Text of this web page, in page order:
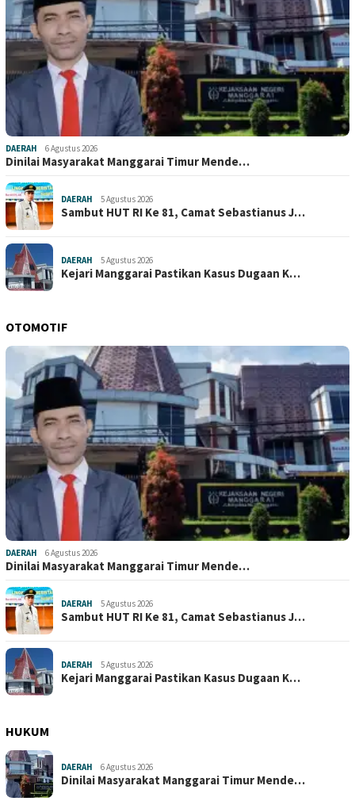
DAERAH 6 Agustus 2026
Dinilai Masyarakat Manggarai Timur Mende…
DAERAH 5 Agustus 2026
Sambut HUT RI Ke 81, Camat Sebastianus J…
DAERAH 5 Agustus 2026
Kejari Manggarai Pastikan Kasus Dugaan K…
OTOMOTIF
DAERAH 6 Agustus 2026
Dinilai Masyarakat Manggarai Timur Mende…
DAERAH 5 Agustus 2026
Sambut HUT RI Ke 81, Camat Sebastianus J…
DAERAH 5 Agustus 2026
Kejari Manggarai Pastikan Kasus Dugaan K…
HUKUM
DAERAH 6 Agustus 2026
Dinilai Masyarakat Manggarai Timur Mende…